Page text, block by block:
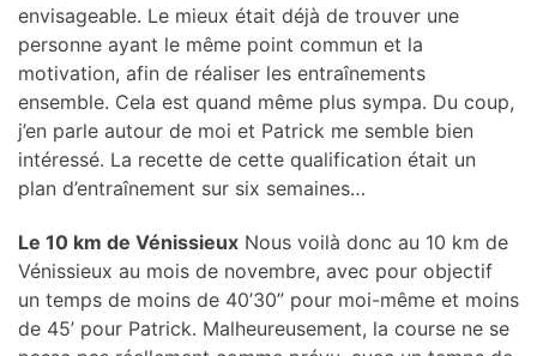
envisageable. Le mieux était déjà de trouver une
personne ayant le même point commun et la
motivation, afin de réaliser les entraînements
ensemble. Cela est quand même plus sympa. Du coup,
j’en parle autour de moi et Patrick me semble bien
intéressé. La recette de cette qualification était un
plan d’entraînement sur six semaines…
Le 10 km de Vénissieux Nous voilà donc au 10 km de
Vénissieux au mois de novembre, avec pour objectif
un temps de moins de 40’30” pour moi-même et moins
de 45’ pour Patrick. Malheureusement, la course ne se